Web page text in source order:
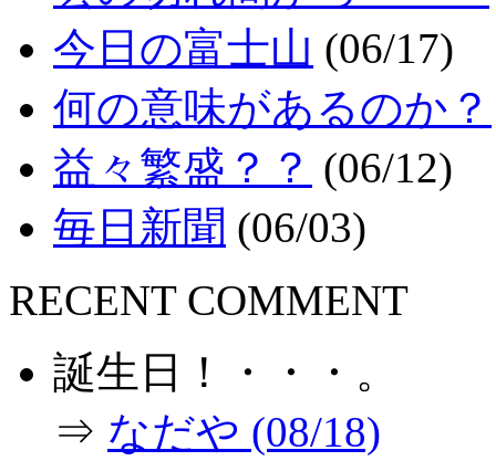
今日の富士山 (06/17)
何の意味があるのか？
益々繁盛？？ (06/12)
毎日新聞 (06/03)
RECENT COMMENT
誕生日！・・・。
⇒ なだや (08/18)